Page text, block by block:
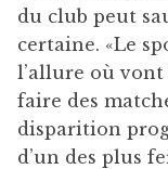
du club peut
certaine. «Le
l’allure où vont
faire des
disparition
d’un des plus